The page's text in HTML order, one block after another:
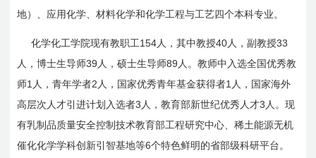
地）、应用化学、材料化学和化学工程与工艺四个本科专业。
化学化工学院现有教职工154 人，其中教授40 人，副教授33
人，博士生导师39 人，硕士生导师89 人。教师中入选全国优秀教
师1 人，青年学者2 人，国家优秀青年基金获得者1 人，国家海外
高层次人才引进计划入选者3 人，教育部新世纪优秀人才3 人。现
有乳制品质量安全控制技术教育部工程研究中心、稀土能源无机
催化化学学科创新引智基地等6个特色鲜明的省部级科研平台。